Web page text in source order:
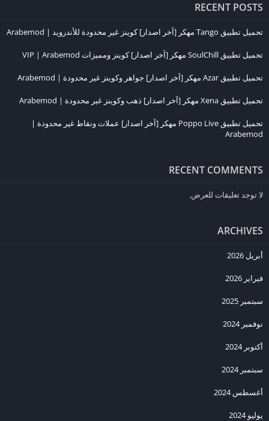
بعد تحميل الملف، قم بتفعيل خيار “التثبيت من مصادر غير معروفة” من
إعدادات جهازك.
كيفية تحميل Township مهكرة للايفون
على الرغم من أن تحميل الألعاب المهكرة على أجهزةiOS أكثر تعقيدًا من
Township
:
قم بتنزيل اللعبة عبر تطبيقات خاصة مثل
استمتع باللعبة بموارد غير محدودة دون الحاجة لكسر حماية الجهاز
مخاطر تحميل Township مهكرة
على الرغم من أن تحميل
هناك بعض المخاطر التي يجب عليك مراعاتها:
إمكانية الحظر
الفيروسات
البرامج الضارة.
الحصول على التحديثات الجديدة والمزايا التي توفرها الشركة المطورة.
RECENT POSTS
تحميل تطبيق Tango مهكر [آخر اصدار] كوينز غير محدودة للأندرويد | Arabemod
تحميل تطبيق SoulChill مهكر [آخر اصدار] كوينز ومميزات VIP | Arabemod
تحميل تطبيق Azar مهكر [آخر اصدار] جواهر وكوينز غير محدودة | Arabemod
تحميل تطبيق Xena مهكر [آخر اصدار] ذهب وكوينز غير محدودة | Arabemod
تحميل تطبيق Poppo Live مهكر [آخر اصدار] عملات ونقاط غير محدودة |
Arabemod
RECENT COMMENTS
لا توجد تعليقات للعرض.
ARCHIVES
أبريل 2026
فبراير 2026
سبتمبر 2025
نوفمبر 2024
أكتوبر 2024
سبتمبر 2024
أغسطس 2024
يوليو 2024